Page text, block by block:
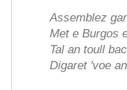
Assemblez
Met e Burgos
Tal an toull
Digaret 'voe